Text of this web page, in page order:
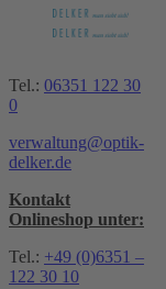
Tel.: 06351 122 30
0
verwaltung@optik-
delker.de
Kontakt
Onlineshop unter:
Tel.: +49 (0)6351 –
122 30 10